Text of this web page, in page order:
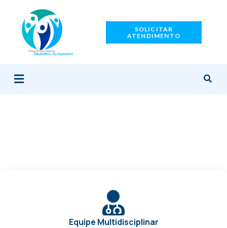
conteúdo
SOLICITAR
ATENDIMENTO
Menu
Equipe Multidisciplinar